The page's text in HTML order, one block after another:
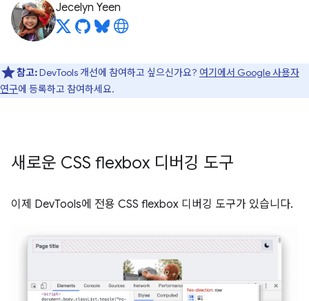
Jecelyn Yeen
참고:DevTools 개선에 참여하고 싶으신가요? 여기에서 Google 사용자
연구에 등록하고 참여하세요.
새로운 CSS flexbox 디버깅 도구
이제 DevTools에 전용 CSS flexbox 디버깅 도구가 있습니다.